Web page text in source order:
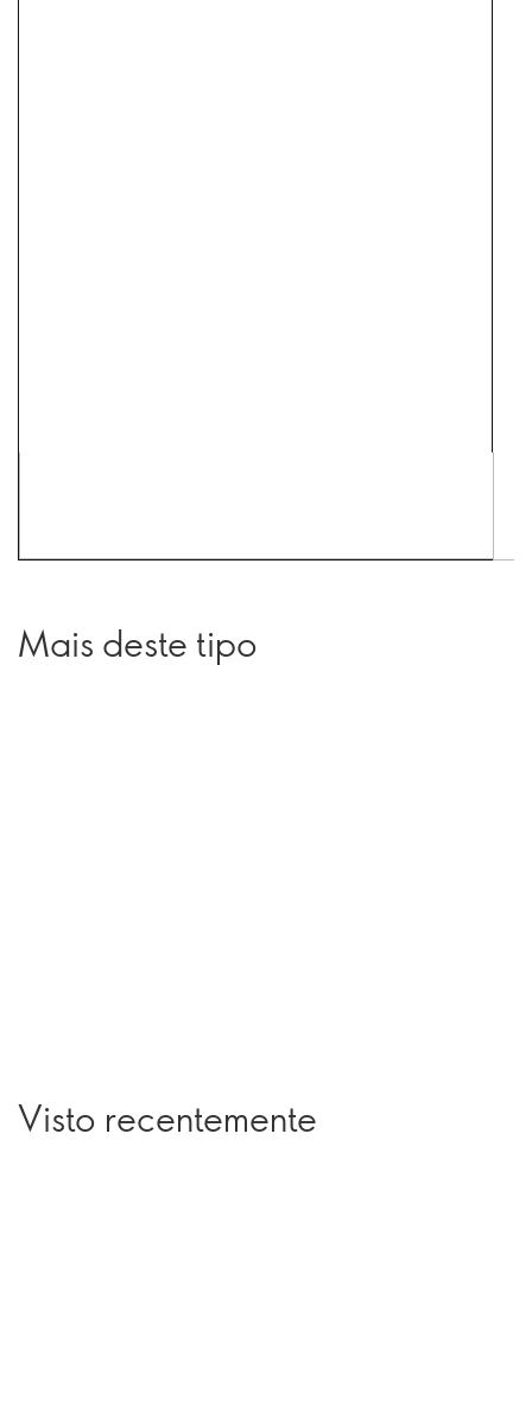
Mais deste tipo
Visto recentemente